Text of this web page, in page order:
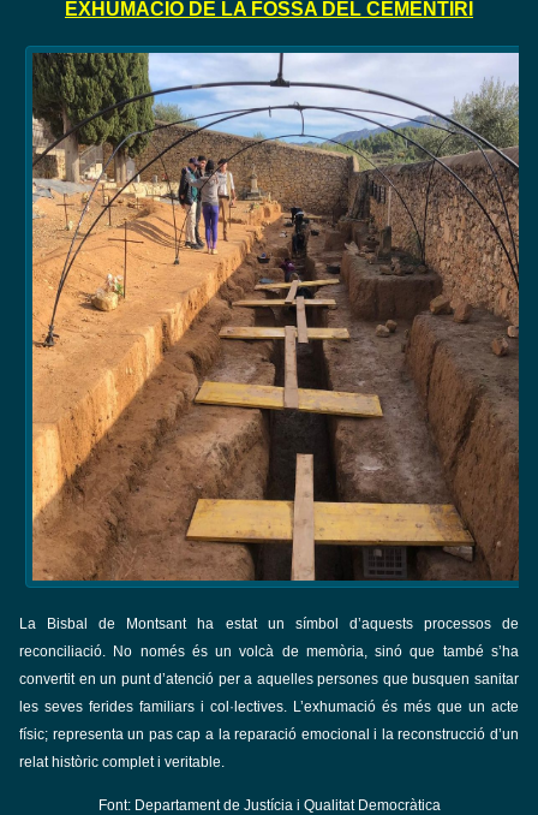
EXHUMACIÓ DE LA FOSSA DEL CEMENTIRI
La Bisbal de Montsant ha estat un símbol d’aquests processos de
reconciliació. No només és un volcà de memòria, sinó que també s’ha
convertit en un punt d’atenció per a aquelles persones que busquen sanitar
les seves ferides familiars i col·lectives. L’exhumació és més que un acte
físic; representa un pas cap a la reparació emocional i la reconstrucció d’un
relat històric complet i veritable.
Font: Departament de Justícia i Qualitat Democràtica